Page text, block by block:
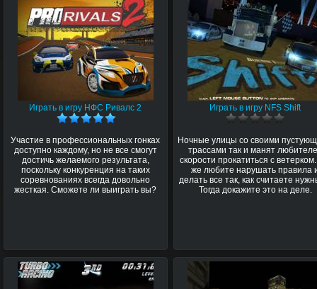
Играть в игру НФС Ривалс 2
Участие в профессиональных гонках
доступно каждому, но не все смогут
достичь желаемого результата,
поскольку конкуренция на таких
соревнованиях всегда довольно
жесткая. Сможете ли выиграть вы?
Играть в игру NFS Shift
Ночные улицы со своими
трассами так и манят
скорости прокатиться с
же любите нарушать правила
делать все так, как считаете
Тогда докажите это на деле.